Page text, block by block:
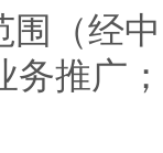
围（经
务推广；